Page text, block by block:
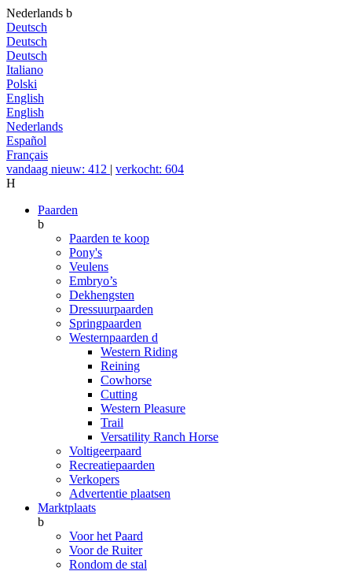
Nederlands b
Deutsch
Deutsch
Deutsch
Italiano
Polski
English
English
Nederlands
Español
Français
vandaag nieuw: 412 | verkocht: 604
H
Paarden
b
Paarden te koop
Pony's
Veulens
Embryo’s
Dekhengsten
Dressuurpaarden
Springpaarden
Westernpaarden d
Western Riding
Reining
Cowhorse
Cutting
Western Pleasure
Trail
Versatility Ranch Horse
Voltigeerpaard
Recreatiepaarden
Verkopers
Advertentie plaatsen
Marktplaats
b
Voor het Paard
Voor de Ruiter
Rondom de stal